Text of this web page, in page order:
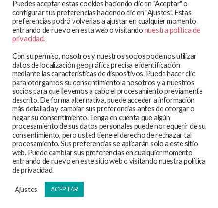
En qué trabajamos
Te atendemos
Observatorio
Aviso legal
Política de privacidad
Política de cookies
SEDRA-FPFE es miembro de la International Planned
© 2026SEDRA – Federación de Planificación Familiar
Puedes aceptar estas cookies haciendo clic en "Aceptar" o
configurar tus preferencias haciendo clic en "Ajustes". Estas
preferencias podrá volverlas a ajustar en cualquier momento
entrando de nuevo en esta web o visitando nuestra política de
privacidad.
Con su permiso, nosotros y nuestros socios podemos utilizar
datos de localización geográfica precisa e identificación
mediante las características de dispositivos. Puede hacer clic
para otorgarnos su consentimiento a nosotros y a nuestros
socios para que llevemos a cabo el procesamiento previamente
descrito. De forma alternativa, puede acceder a información
más detallada y cambiar sus preferencias antes de otorgar o
negar su consentimiento. Tenga en cuenta que algún
procesamiento de sus datos personales puede no requerir de su
consentimiento, pero usted tiene el derecho de rechazar tal
procesamiento. Sus preferencias se aplicarán solo a este sitio
web. Puede cambiar sus preferencias en cualquier momento
entrando de nuevo en este sitio web o visitando nuestra política
de privacidad.
Ajustes ACEPTAR